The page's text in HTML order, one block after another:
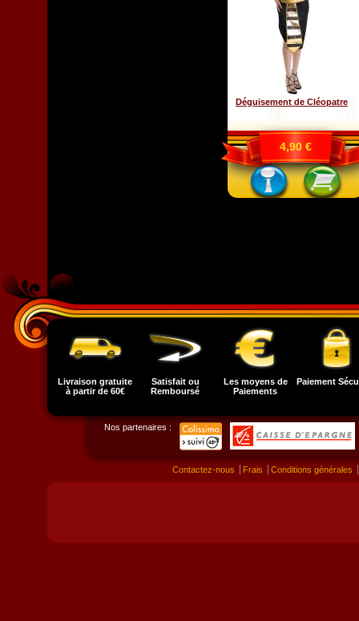
Déguisement de Cléopatre
4,90 €
Livraison gratuite
à partir de 60€
Satisfait ou
Remboursé
Les moyens de
Paiements
Paiement
Nos partenaires :
Contactez-nous Frais Conditions générales